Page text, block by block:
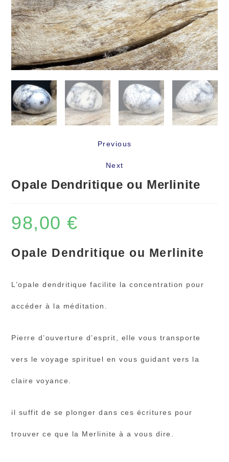
Previous
Next
Opale Dendritique ou Merlinite
98,00€
Opale Dendritique ou Merlinite
L’opale dendritique facilite la concentration pour
accéder à la méditation.
Pierre d’ouverture d’esprit, elle vous transporte
vers le voyage spirituel en vous guidant vers la
claire voyance.
il suffit de se plonger dans ces écritures pour
trouver ce que la Merlinite à a vous dire.